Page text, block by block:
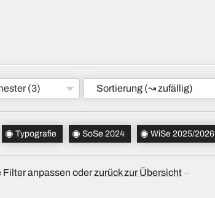
(3) Sortierung (↝ zufällig)
Typografie SoSe 2024 WiSe 2025/2026
anpassen oderzurück zur Übersicht